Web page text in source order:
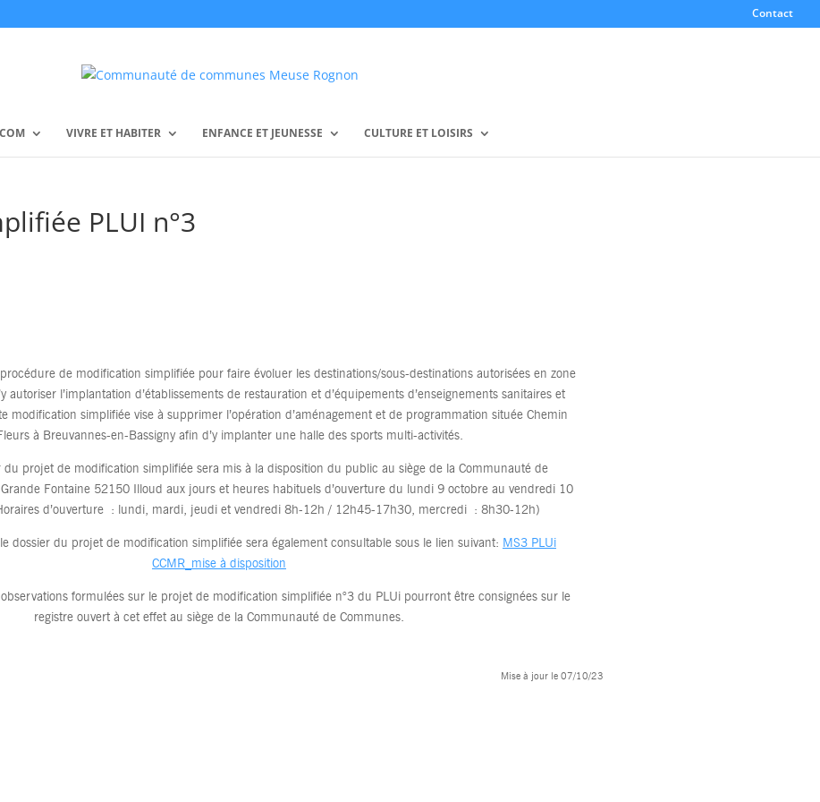
Contact
VIVRE ET HABITER ENFANCE ET JEUNESSE CULTURE ET LOISIRS
PLUI n°3
procédure de modification simplifiée pour faire évoluer les destinations/sous-destinations autorisées en zone
autoriser l’implantation d’établissements de restauration et d’équipements d’enseignements sanitaires et
modification simplifiée vise à supprimer l’opération d’aménagement et de programmation située Chemin
à Breuvannes-en-Bassigny afin d’y implanter une halle des sports multi-activités.
du projet de modification simplifiée sera mis à la disposition du public au siège de la Communauté de
Fontaine 52150 Illoud aux jours et heures habituels d’ouverture du lundi 9 octobre au vendredi 10
d’ouverture : lundi, mardi, jeudi et vendredi 8h-12h / 12h45-17h30, mercredi : 8h30-12h)
dossier du projet de modification simplifiée sera également consultable sous le lien suivant: MS3 PLUi
CCMR_mise à disposition
formulées sur le projet de modification simplifiée n°3 du PLUi pourront être consignées sur le
registre ouvert à cet effet au siège de la Communauté de Communes.
Mise à jour le 07/10/23